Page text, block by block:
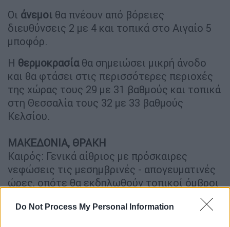
Do Not Process My Personal Information
Οι άνεμοι θα πνέουν από βόρειες
διευθύνσεις 2 με 4 και τοπικά στο Αιγαίο 5
μποφόρ.
Η θερμοκρασίαθα σημειώσει μικρή άνοδο
και θα φτάσει στις περισσότερες περιοχές
της χώρας τους 29 με 31 βαθμούς και τοπικά
στη Θεσσαλία τους 32 με 33 βαθμούς
Κελσίου.
ΜΑΚΕΔΟΝΙΑ, ΘΡΑΚΗ
Καιρός: Γενικά αίθριος με πρόσκαιρες
νεφώσεις τις μεσημβρινές - απογευματινές
ώρες, οπότε θα εκδηλωθούν τοπικοί όμβροι
κεντρικής Μακεδονίας μεμονωμένες